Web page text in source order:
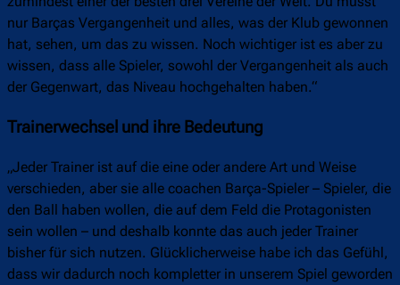
nur Barças Vergangenheit und alles, was der Klub gewonnen
hat, sehen, um das zu wissen. Noch wichtiger ist es aber zu
wissen, dass alle Spieler, sowohl der Vergangenheit als auch
der Gegenwart, das Niveau hochgehalten haben.“
Trainerwechsel und ihre Bedeutung
„Jeder Trainer ist auf die eine oder andere Art und Weise
verschieden, aber sie alle coachen Barça-Spieler – Spieler, die
den Ball haben wollen, die auf dem Feld die Protagonisten
sein wollen – und deshalb konnte das auch jeder Trainer
bisher für sich nutzen. Glücklicherweise habe ich das Gefühl,
dass wir dadurch noch kompletter in unserem Spiel geworden